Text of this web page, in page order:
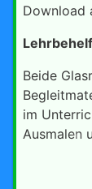
Download
Beide
im
Ausmalen